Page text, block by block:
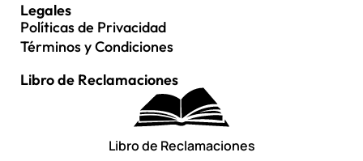
Legales
Políticas de Privacidad
Términos y Condiciones
Libro de Reclamaciones
Libro de Reclamaciones